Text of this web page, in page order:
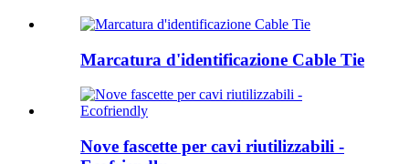
Marcatura d'identificazione Cable Tie
Nove fascette per cavi riutilizzabili -